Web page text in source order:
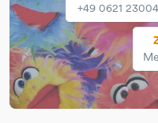
+49 0621 23004